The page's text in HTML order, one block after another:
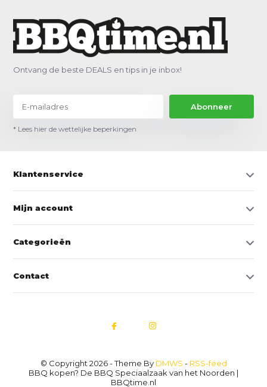
Ontvang de beste DEALS en tips in je inbox!
Abonneer
* Lees hier de wettelijke beperkingen
Klantenservice
Mijn account
Categorieën
Contact
© Copyright 2026 - Theme By DMWS - RSS-feed
BBQ kopen? De BBQ Speciaalzaak van het Noorden |
BBQtime.nl